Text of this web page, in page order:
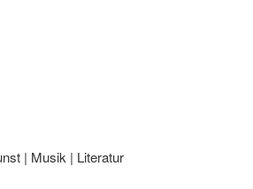
| Musik | Literatur